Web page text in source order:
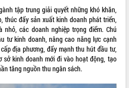
tập trung giải quyết những khó khăn,
thúc đẩy sản xuất kinh doanh phát triển,
các doanh nghiệp trọng điểm. Chú
tư kinh doanh, nâng cao năng lực cạnh
địa phương, đẩy mạnh thu hút đầu tư,
sở kinh doanh mới đi vào hoạt động, tạo
tăng nguồn thu ngân sách.